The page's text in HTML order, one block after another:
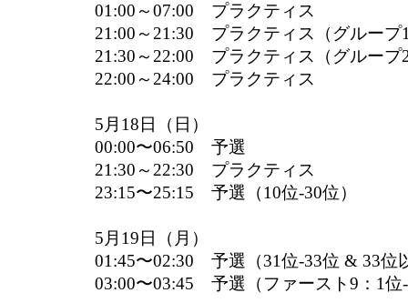
01:00～07:00 プラクティス
21:00～21:30 プラクティス（グループ
21:30～22:00 プラクティス（グループ
22:00～24:00 プラクティス
5月18日（日）
00:00〜06:50 予選
21:30～22:30 プラクティス
23:15〜25:15 予選（10位-30位）
5月19日（月）
01:45〜02:30 予選（31位-33位 & 33位
03:00〜03:45 予選（ファースト9：1位